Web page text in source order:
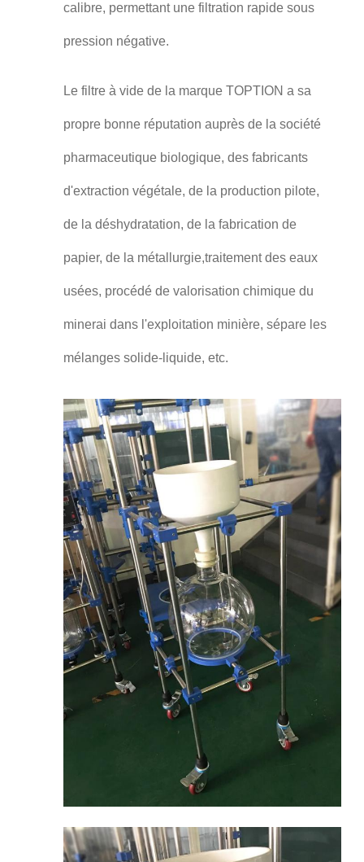
calibre, permettant une filtration rapide sous
pression négative.
Le filtre à vide de la marque TOPTION a sa
propre bonne réputation auprès de la société
pharmaceutique biologique, des fabricants
d'extraction végétale, de la production pilote,
de la déshydratation, de la fabrication de
papier, de la métallurgie,traitement des eaux
usées, procédé de valorisation chimique du
minerai dans l'exploitation minière, sépare les
mélanges solide-liquide, etc.